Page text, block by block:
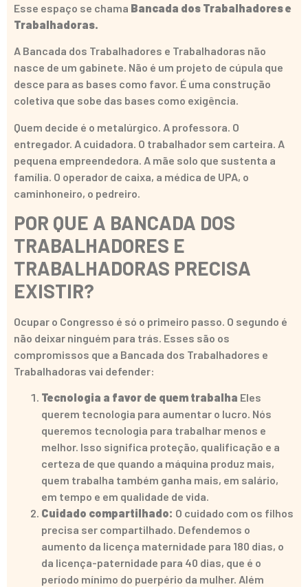
Esse espaço se chama Bancada dos Trabalhadores e
Trabalhadoras.
A Bancada dos Trabalhadores e Trabalhadoras não
nasce de um gabinete. Não é um projeto de cúpula que
desce para as bases como favor. É uma construção
coletiva que sobe das bases como exigência.
Quem decide é o metalúrgico. A professora. O
entregador. A cuidadora. O trabalhador sem carteira. A
pequena empreendedora. A mãe solo que sustenta a
família. O operador de caixa, a médica de UPA, o
caminhoneiro, o pedreiro.
POR QUE A BANCADA DOS
TRABALHADORES E
TRABALHADORAS PRECISA
EXISTIR?
Ocupar o Congresso é só o primeiro passo. O segundo é
não deixar ninguém para trás. Esses são os
compromissos que a Bancada dos Trabalhadores e
Trabalhadoras vai defender:
Tecnologia a favor de quem trabalha Eles
querem tecnologia para aumentar o lucro. Nós
queremos tecnologia para trabalhar menos e
melhor. Isso significa proteção, qualificação e a
certeza de que quando a máquina produz mais,
quem trabalha também ganha mais, em salário,
em tempo e em qualidade de vida.
Cuidado compartilhado: O cuidado com os filhos
precisa ser compartilhado. Defendemos o
aumento da licença maternidade para 180 dias, o
da licença-paternidade para 40 dias, que é o
período mínimo do puerpério da mulher. Além